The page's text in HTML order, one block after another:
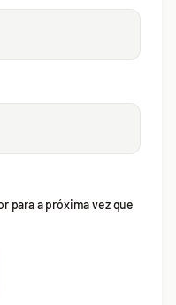
para a próxima vez que